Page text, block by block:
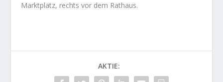
Marktplatz, rechts vor dem Rathaus.
AKTIE: